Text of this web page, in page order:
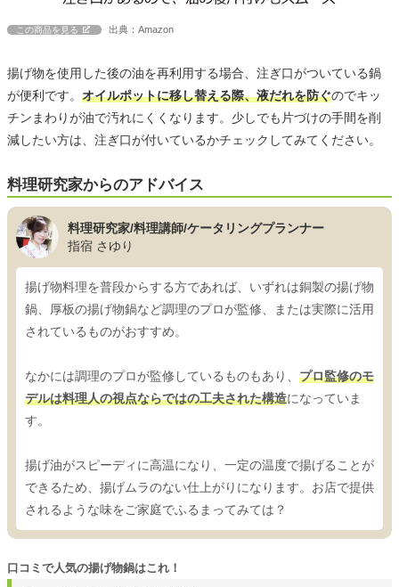
この商品を見る 出典：Amazon
揚げ物を使用した後の油を再利用する場合、注ぎ口がついている鍋
が便利です。 オイルポットに移し替える際、液だれを防ぐのでキッ
チンまわりが油で汚れにくくなります。少しでも片づけの手間を削
減したい方は、注ぎ口が付いているかチェックしてみてください。
料理研究家からのアドバイス
料理研究家/料理講師/ケータリングプランナー
指宿 さゆり
揚げ物料理を普段からする方であれば、いずれは銅製の揚げ物
鍋、厚板の揚げ物鍋など調理のプロが監修、または実際に活用
されているものがおすすめ。
なかには調理のプロが監修しているものもあり、 プロ監修のモ
デルは料理人の視点ならではの工夫された構造になっていま
す。
揚げ油がスピーディに高温になり、一定の温度で揚げることが
できるため、揚げムラのない仕上がりになります。お店で提供
されるような味をご家庭でふるまってみては？
口コミで人気の揚げ物鍋はこれ！